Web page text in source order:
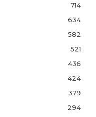
714
634
582
521
436
424
379
294